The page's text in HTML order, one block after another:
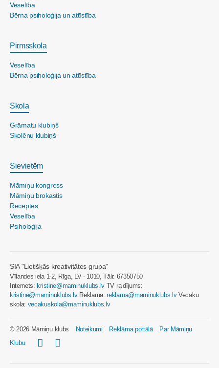
Veselība
Bērna psiholoģija un attīstība
Pirmsskola
Veselība
Bērna psiholoģija un attīstība
Skola
Grāmatu klubiņš
Skolēnu klubiņš
Sievietēm
Māmiņu kongress
Māmiņu brokastis
Receptes
Veselība
Psiholoģija
SIA "Lietišķās kreativitātes grupa"
Vīlandes iela 1-2, Rīga, LV - 1010, Tālr. 67350750
Internets:kristine@maminuklubs.lv TV raidījums:
kristine@maminuklubs.lvReklāma:reklama@maminuklubs.lvVecāku
skola: vecakuskola@maminuklubs.lv
© 2026 Māmiņu klubs Noteikumi Reklāma portālā
Par Māmiņu
Klubu